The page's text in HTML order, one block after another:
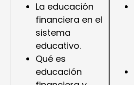
La educación
financiera en el
sistema
educativo.
Qué es
educación